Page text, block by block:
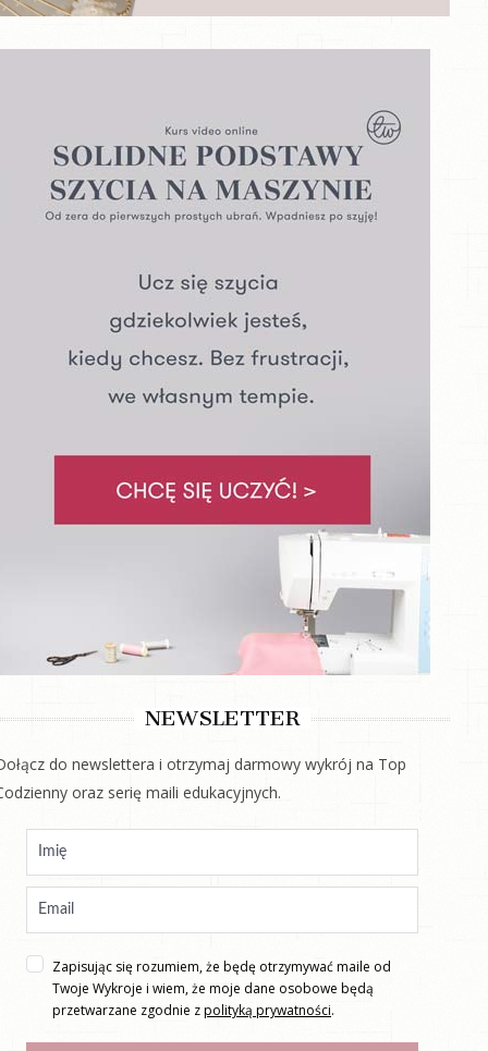
NEWSLETTER
do newslettera i otrzymaj darmowy wykrój na Top
oraz serię maili edukacyjnych.
Zapisując się rozumiem, że będę otrzymywać maile od
Twoje Wykroje i wiem, że moje dane osobowe będą
przetwarzane zgodnie zpolityką prywatności.